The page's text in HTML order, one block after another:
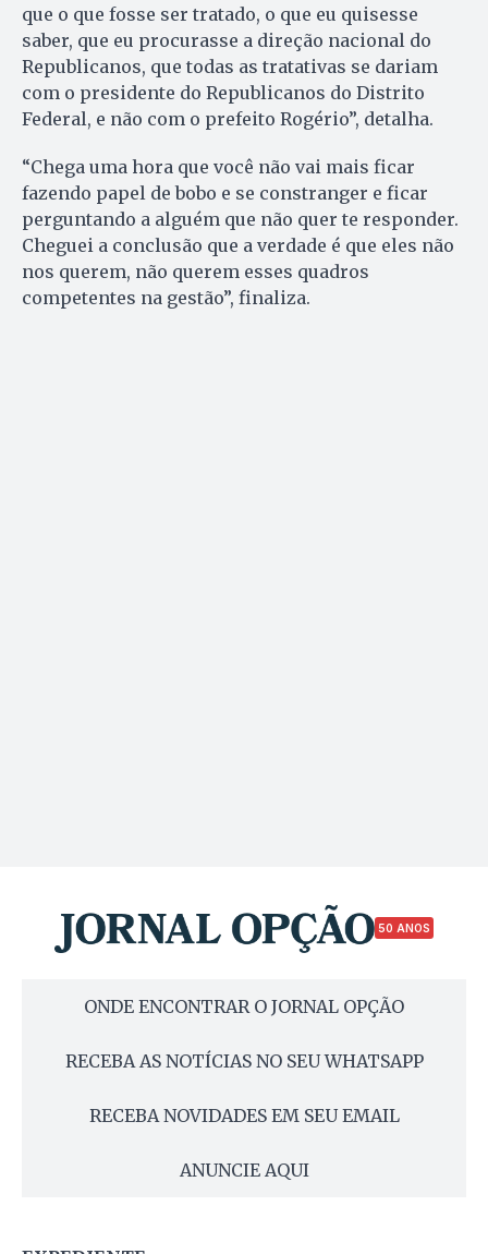
que o que fosse ser tratado, o que eu quisesse
saber, que eu procurasse a direção nacional do
Republicanos, que todas as tratativas se dariam
com o presidente do Republicanos do Distrito
Federal, e não com o prefeito Rogério”, detalha.
“Chega uma hora que você não vai mais ficar
fazendo papel de bobo e se constranger e ficar
perguntando a alguém que não quer te responder.
Cheguei a conclusão que a verdade é que eles não
nos querem, não querem esses quadros
competentes na gestão”, finaliza.
50 ANOS
ONDE ENCONTRAR O JORNAL OPÇÃO
RECEBA AS NOTÍCIAS NO SEU WHATSAPP
RECEBA NOVIDADES EM SEU EMAIL
ANUNCIE AQUI